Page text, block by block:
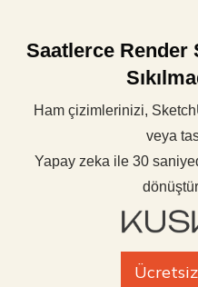
Saatlerce Render
Ham çizimlerinizi,
veya
Yapay zeka ile 30